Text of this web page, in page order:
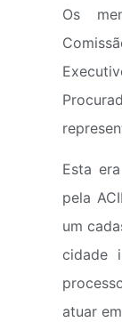
Os
Esta
pela
um
cidade
atuar